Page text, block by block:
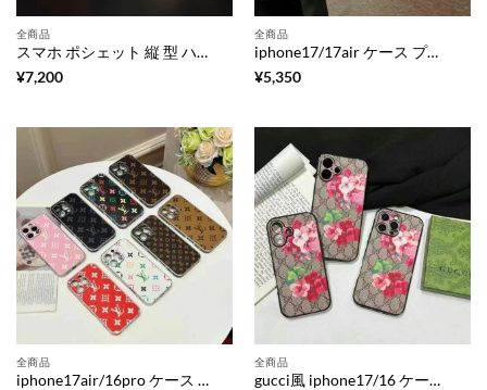
全商品
スマホ ポシェット 縦 型 ハイ ブランド スマホ ショルダー ハイ ブランド 人気 シャネル ミニ ショルダー バッグ スマホ 2 台 持ち ケース ショルダー
¥7,200
全商品
iphone17/17air ケース プラダ 風 iphone16pro ケース 蛇 柄 iphone16promax/15pro ケース 大人 おしゃれ スマホケース ハイブランド 安い iphone レザー ケース ブランド iphone15/14 ケース 人気 ブランド 女性 40 代
¥5,350
全商品
iphone17air/16pro ケース ルイ ヴィトン 安い iphone17/16 ケース ハイブランド コピー スマホケース ルイ ヴィトン 風 iphone16plus/15plus ケース 大人 おしゃれ iphone14/13/12 ケース シンプル ブランド
全商品
gucci風 iphone17/16 ケース iphone16plus/16promax ケース 花 柄 gucci 風 スマホケース iphone17pro/16pro ケース 大人 おしゃれ アイフォン ケース 可愛い ブランド iphone15/14/13 ケース 人気 ブランド 女子